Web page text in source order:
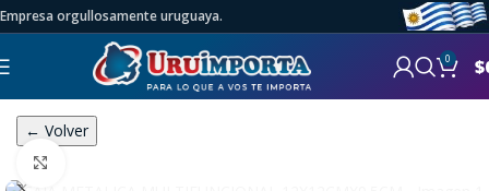
Empresa orgullosamente uruguaya.
0 $
← Volver